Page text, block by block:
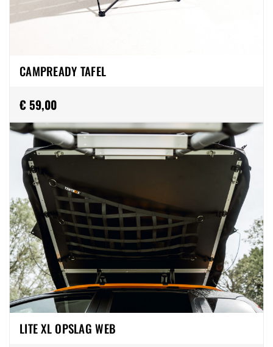
CAMPREADY TAFEL
€ 59,00
LITE XL OPSLAG WEB